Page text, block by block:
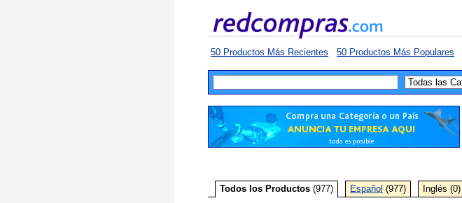
50 Productos Más Recientes 50 Productos Más Populares
Todos los Productos (977) Español (977) Inglés (0)